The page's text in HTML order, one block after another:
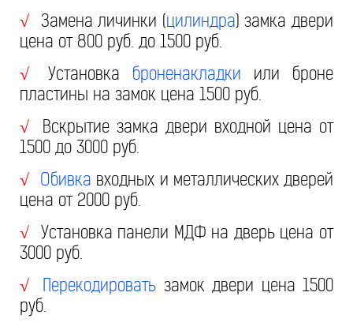
√ Замена личинки (цилиндра) замка двери
цена от 800 руб. до 1500 руб.
√ Установка броненакладки или броне
пластины на замок цена 1500 руб.
√
Вскрытие замка двери входной цена от
1500 до 3000 руб.
√ Обивка входных и металлических дверей
цена от 2000 руб.
√ Установка панели МДФ на дверь цена от
3000 руб.
√ Перекодировать замок двери цена 1500
руб.